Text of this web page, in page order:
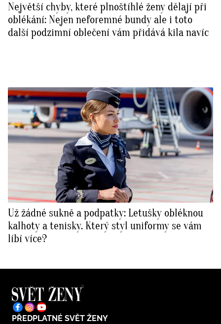
Největší chyby, které plnoštíhlé ženy dělají při
oblékání: Nejen neforemné bundy ale i toto
další podzimní oblečení vám přidává kila navíc
Už žádné sukně a podpatky: Letušky obléknou
kalhoty a tenisky. Který styl uniformy se vám
líbí více?
PŘEDPLATNÉ SVĚT ŽENY